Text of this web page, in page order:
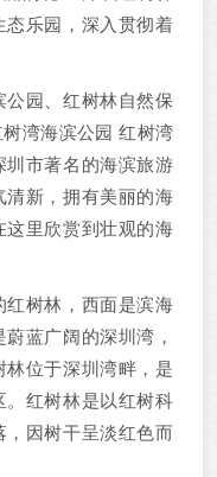
乐园，深入贯彻着
园、红树林自然保
湾海滨公园 红树湾
市著名的海滨旅游
新，拥有美丽的海
里欣赏到壮观的海
树林，西面是滨海
蓝广阔的深圳湾，
位于深圳湾畔，是
红树林是以红树科
因树干呈淡红色而